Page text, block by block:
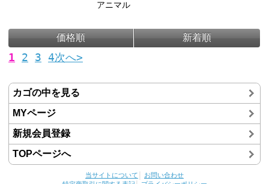
アニマル
価格順 新着順
1 2 3 4次へ>
カゴの中を見る
MYページ
新規会員登録
TOPページへ
当サイトについて
お問い合わせ